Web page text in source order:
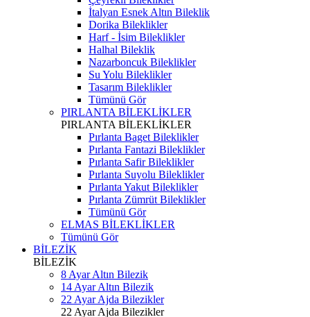
İtalyan Esnek Altın Bileklik
Dorika Bileklikler
Harf - İsim Bileklikler
Halhal Bileklik
Nazarboncuk Bileklikler
Su Yolu Bileklikler
Tasarım Bileklikler
Tümünü Gör
PIRLANTA BİLEKLİKLER
PIRLANTA BİLEKLİKLER
Pırlanta Baget Bileklikler
Pırlanta Fantazi Bileklikler
Pırlanta Safir Bileklikler
Pırlanta Suyolu Bileklikler
Pırlanta Yakut Bileklikler
Pırlanta Zümrüt Bileklikler
Tümünü Gör
ELMAS BİLEKLİKLER
Tümünü Gör
BİLEZİK
BİLEZİK
8 Ayar Altın Bilezik
14 Ayar Altın Bilezik
22 Ayar Ajda Bilezikler
22 Ayar Ajda Bilezikler